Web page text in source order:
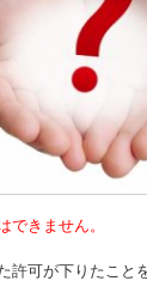
できません。
許可が下りたこと